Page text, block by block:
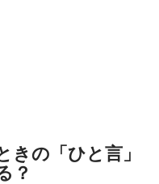
きの「ひと言」
？